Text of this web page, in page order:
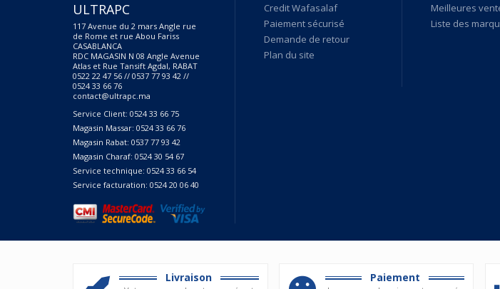
ULTRAPC
117 Avenue du 2 mars Angle rue
de Rome et rue Abou Fariss
CASABLANCA
RDC MAGASIN N 08 Angle Avenue
Atlas et Rue Tansift Agdal, RABAT
0522 22 47 56 // 0537 77 93 42 //
0524 33 66 76
contact@ultrapc.ma
Service Client: 0524 33 66 75
Magasin Massar: 0524 33 66 76
Magasin Rabat: 0537 77 93 42
Magasin Charaf: 0524 30 54 67
Service technique: 0524 33 66 54
Service facturation: 0524 20 06 40
Credit Wafasalaf
Paiement sécurisé
Demande de retour
Plan du site
Meilleures
Liste des
Livraison Paiement